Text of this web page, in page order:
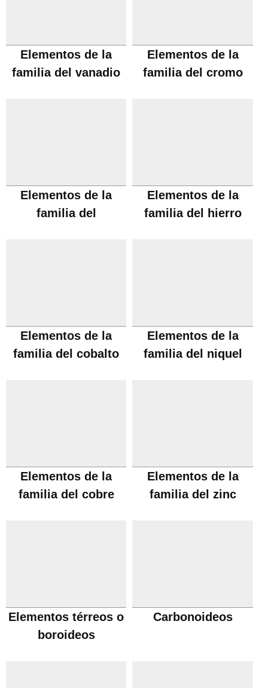
Elementos de la
familia del vanadio
Elementos de la
familia del cromo
Elementos de la
familia del
Elementos de la
familia del hierro
Elementos de la
familia del cobalto
Elementos de la
familia del niquel
Elementos de la
familia del cobre
Elementos de la
familia del zinc
Elementos térreos o
boroideos
Carbonoideos